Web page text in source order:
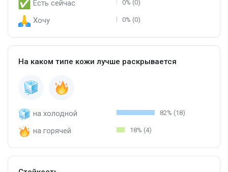
Есть сейчас 0% (0)
Хочу 0% (0)
На каком типе кожи лучше раскрывается
на холодной 82% (18)
на горячей 18% (4)